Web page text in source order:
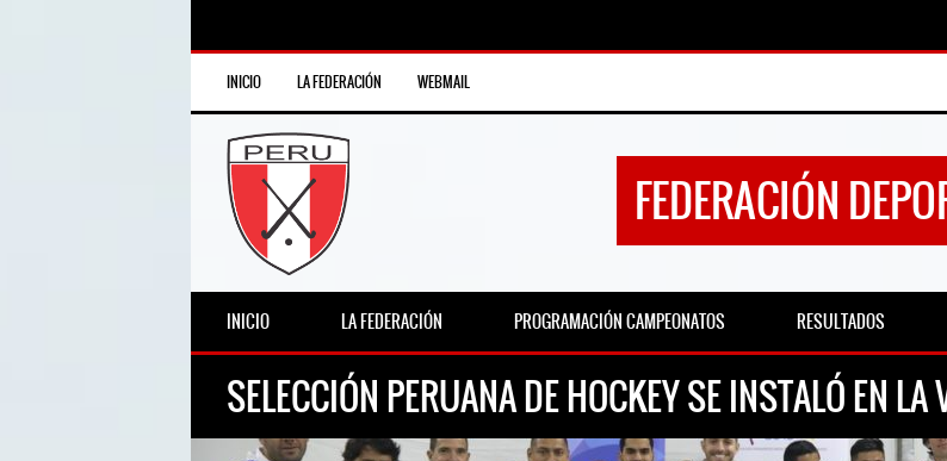
INICIO LA FEDERACIÓN WEBMAIL
FEDERACIÓN
INICIO LA FEDERACIÓN PROGRAMACIÓN CAMPEONATOS RESULTADOS
SELECCIÓN PERUANA DE HOCKEY SE INSTALÓ EN